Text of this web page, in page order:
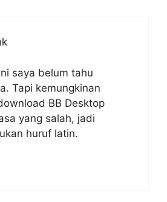
saya belum tahu
Tapi kemungkinan
BB Desktop
yang salah, jadi
huruf latin.